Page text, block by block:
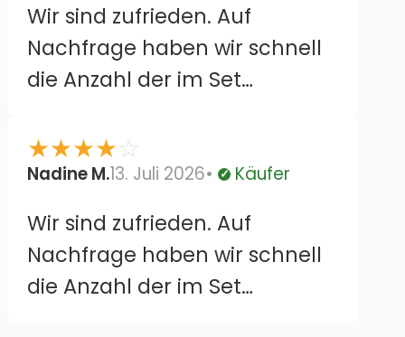
große Motive doppelt, da wäre
es schön, wenn sie gespiegelt
wären. Aber sonst super :)
Wir sind zufrieden. Auf
Nachfrage haben wir schnell
die Anzahl der im Set
Bisher haften sie wie
angegeben und sehen aus
„Haltbarkeit“ bzw. Entfernen
der Sticker können wir noch
nichts zu sagen
★★★★☆
Nadine M.13. Juli 2026 Verifiziert
Käufer
Wir sind zufrieden. Auf
Nachfrage haben wir schnell
die Anzahl der im Set